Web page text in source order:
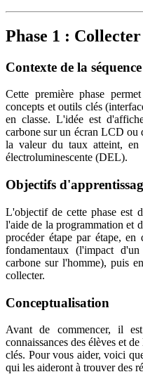
Phase 1 : Collecter
Contexte de la séquence
Cette première phase
concepts et outils clés
en classe. L'idée est
carbone sur un écran LCD ou
la valeur du taux atteint,
électroluminescente (DEL).
Objectifs
L'objectif de cette phase est
l'aide de la programmation et
procéder étape par étape, en
fondamentaux (l'impact
carbone sur l'homme), puis
collecter.
Conceptualisation
Avant de commencer, il
connaissances des élèves et
clés. Pour vous aider, voici
qui les aideront à trouver des